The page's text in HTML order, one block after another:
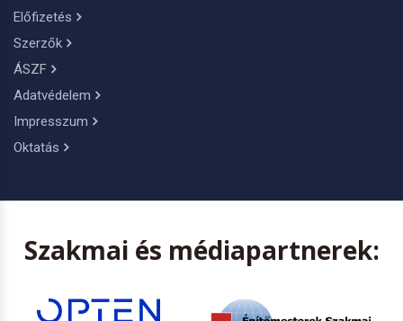
Előfizetés
Szerzők
ÁSZF
Adatvédelem
Impresszum
Oktatás
Szakmai és médiapartnerek: